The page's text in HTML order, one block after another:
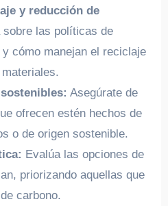
y reducción de
sobre las políticas de
cómo manejan el reciclaje
Asegúrate de
ofrecen estén hechos de
o de origen sostenible.
Evalúa las opciones de
priorizando aquellas que
carbono.